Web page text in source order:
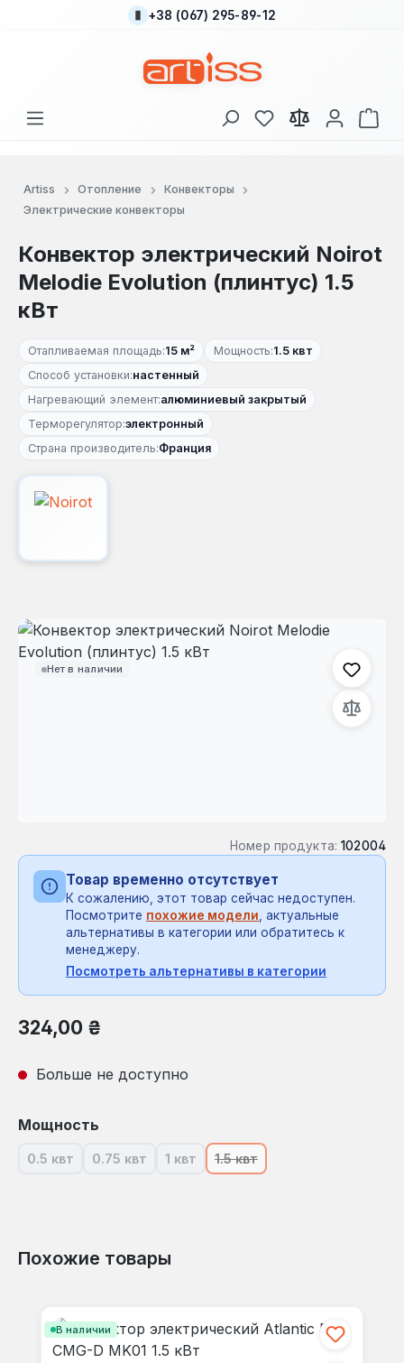
Перейти к основному содержанию
+38 (067) 295-89-12
У вас есть товары
В
Artiss Отопление
Конвекторы
Электрические конвекторы
Конвектор электрический Noirot
Melodie Evolution (плинтус) 1.5
кВт
Отапливаемая площадь:15 м² Мощность:1.5 квт
Способ установки:настенный
Нагревающий элемент:алюминиевый закрытый
Терморегулятор:электронный
Страна производитель:Франция
Нет в наличии
Пропустить галерею изображений
Номер продукта: 102004
Товар временно отсутствует
К сожалению, этот товар сейчас недоступен.
Посмотрите похожие модели, актуальные
альтернативы в категории или обратитесь к
менеджеру.
Посмотреть альтернативы в категории
Обычная цена:
324,00 ₴
Больше не доступно
Выберите
Мощность
0.5 квт(В настоящее время эта опция недоступна.)
0.75 квт(В настоящее время эта опция недоступна.)
1 квт(В настоящее время эта опция
1.5 квт(В настоящее время эта
Похожие товары
В наличии